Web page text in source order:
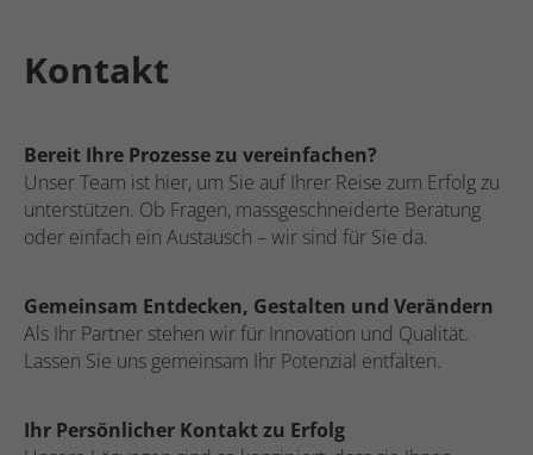
Kontakt
Bereit Ihre Prozesse zu vereinfachen?
Unser Team ist hier, um Sie auf Ihrer Reise zum Erfolg zu
unterstützen. Ob Fragen, massgeschneiderte Beratung
oder einfach ein Austausch – wir sind für Sie da.
Gemeinsam Entdecken, Gestalten und Verändern
Als Ihr Partner stehen wir für Innovation und Qualität.
Lassen Sie uns gemeinsam Ihr Potenzial entfalten.
Ihr Persönlicher Kontakt zu Erfolg